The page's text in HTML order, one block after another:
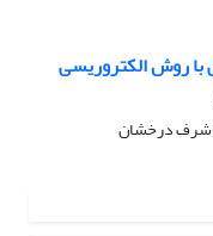
با روش الکتروریسی
اشرف درخشان